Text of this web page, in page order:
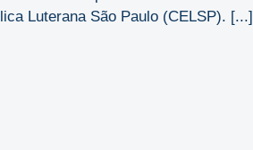
Luterana São Paulo (CELSP). [...]